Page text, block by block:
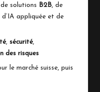
solutions B2B, de
d’IA appliquée et de
, sécurité,
des risques
le marché suisse, puis